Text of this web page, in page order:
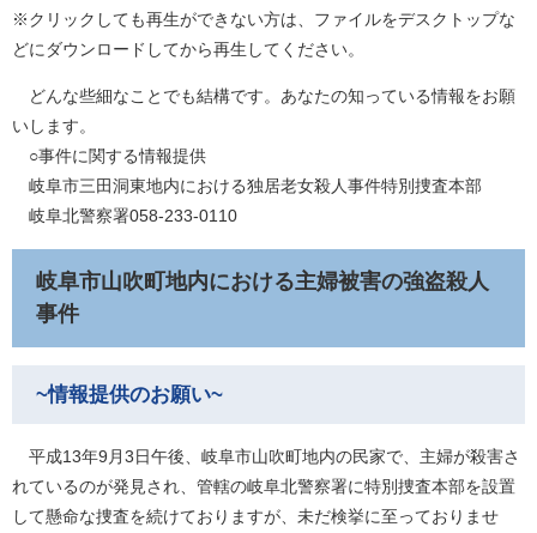
※クリックしても再生ができない方は、ファイルをデスクトップな
どにダウンロードしてから再生してください。
どんな些細なことでも結構です。あなたの知っている情報をお願
いします。
○事件に関する情報提供
岐阜市三田洞東地内における独居老女殺人事件特別捜査本部
岐阜北警察署058-233-0110
岐阜市山吹町地内における主婦被害の強盗殺人
事件
~情報提供のお願い~
平成13年9月3日午後、岐阜市山吹町地内の民家で、主婦が殺害さ
れているのが発見され、管轄の岐阜北警察署に特別捜査本部を設置
して懸命な捜査を続けておりますが、未だ検挙に至っておりませ